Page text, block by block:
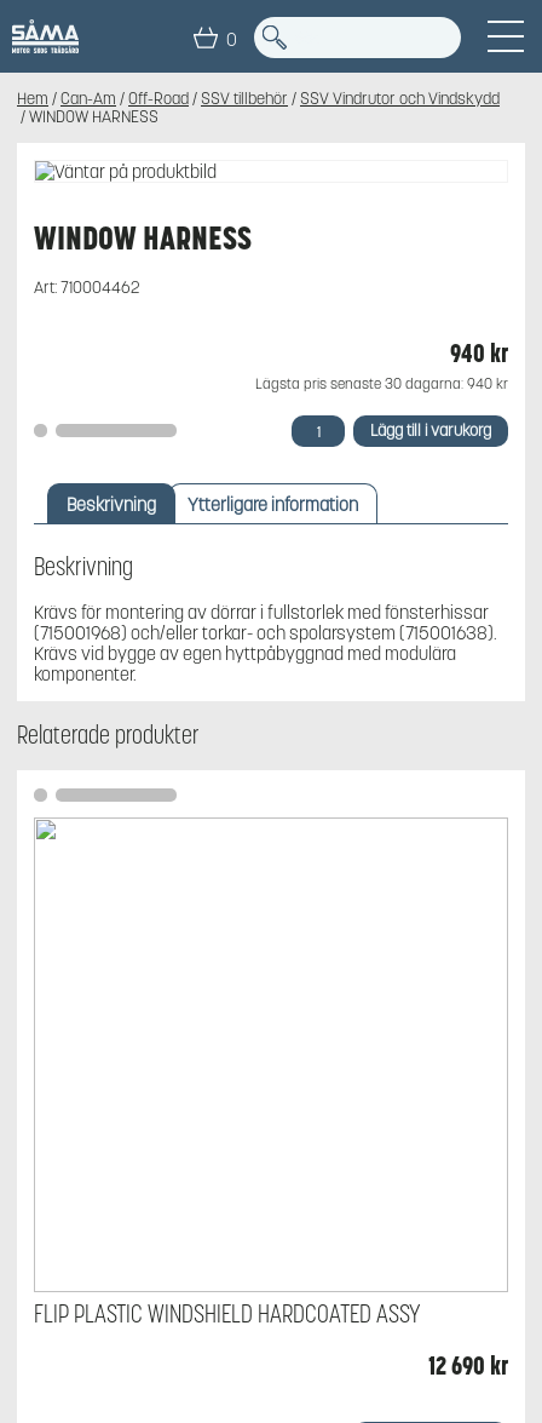
0
Hem /Can-Am /Off-Road/ SSV tillbehör / SSV Vindrutor och Vindskydd
/ WINDOW HARNESS
WINDOW HARNESS
Art:710004462
940 kr
Lägsta pris senaste 30 dagarna: 940 kr
WINDOW
HARNESS
Lägg till i varukorg
Beskrivning Ytterligare information
Beskrivning
Krävs för montering av dörrar i fullstorlek med fönsterhissar
(715001968) och/eller torkar- och spolarsystem (715001638).
Krävs vid bygge av egen hyttpåbyggnad med modulära
komponenter.
Relaterade produkter
FLIP PLASTIC WINDSHIELD HARDCOATED ASSY
12 690 kr